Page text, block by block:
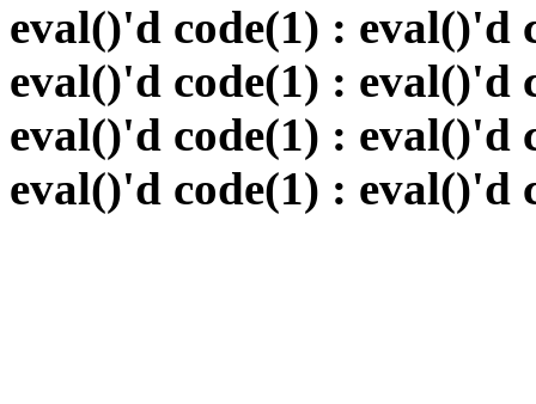
eval()'d code(1) : eval()'d
eval()'d code(1) : eval()'d
eval()'d code(1) : eval()'d
eval()'d code(1) : eval()'d